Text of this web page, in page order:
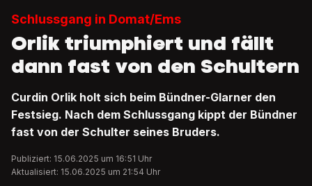
Schlussgang in Domat/Ems
Orlik triumphiert und fällt
dann fast von den Schultern
Curdin Orlik holt sich beim Bündner-Glarner den
Festsieg. Nach dem Schlussgang kippt der Bündner
fast von der Schulter seines Bruders.
Publiziert: 15.06.2025 um 16:51 Uhr
Aktualisiert: 15.06.2025 um 21:54 Uhr